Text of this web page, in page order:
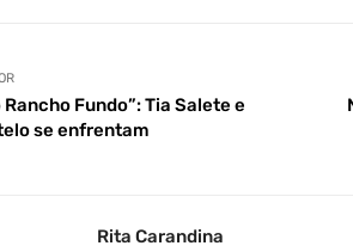
Rancho Fundo”: Tia Salete e
se enfrentam
Rita Carandina